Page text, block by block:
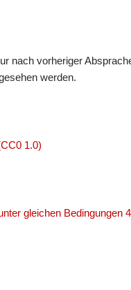
nach vorheriger
werden.
1.0)
gleichen Bedingungen